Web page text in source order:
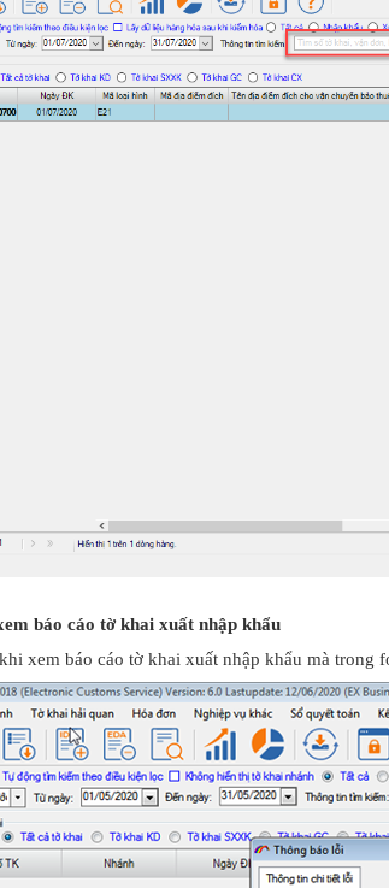
báo cáo tờ khai xuất nhập khẩu
xem báo cáo tờ khai xuất nhập khẩu mà trong